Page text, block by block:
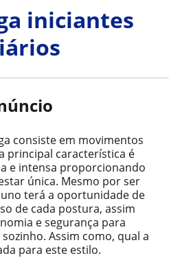
iniciantes
consiste em movimentos
principal característica é
e intensa proporcionando
única. Mesmo por ser
terá a oportunidade de
de cada postura, assim
e segurança para
Assim como, qual a
para este estilo.